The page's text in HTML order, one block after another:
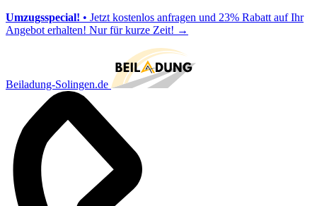
Umzugsspecial! • Jetzt kostenlos anfragen und 23% Rabatt auf Ihr
Angebot erhalten! Nur für kurze Zeit! →
Beiladung-Solingen.de